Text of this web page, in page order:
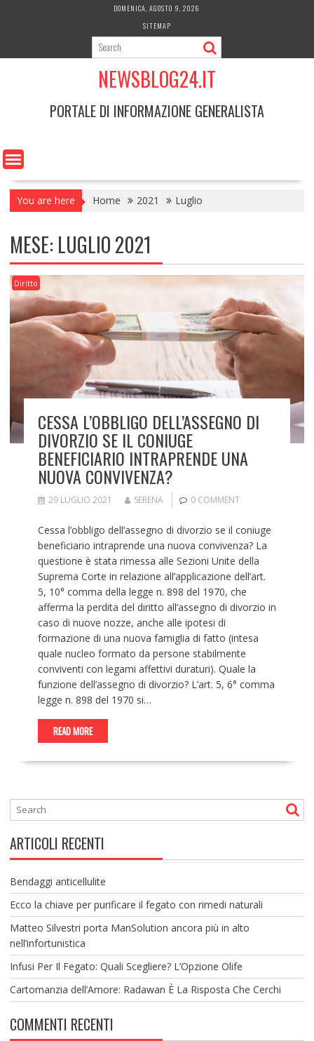
DOMENICA, AGOSTO 9, 2026
SITEMAP
NEWSBLOG24.IT
PORTALE DI INFORMAZIONE GENERALISTA
You are here Home 2021 Luglio
MESE: LUGLIO 2021
Diritto
CESSA L’OBBLIGO DELL’ASSEGNO DI
DIVORZIO SE IL CONIUGE
BENEFICIARIO INTRAPRENDE UNA
NUOVA CONVIVENZA?
29 LUGLIO 2021 SERENA 0 COMMENT
Cessa l’obbligo dell’assegno di divorzio se il coniuge
beneficiario intraprende una nuova convivenza? La
questione è stata rimessa alle Sezioni Unite della
Suprema Corte in relazione all’applicazione dell’art.
5, 10° comma della legge n. 898 del 1970, che
afferma la perdita del diritto all’assegno di divorzio in
caso di nuove nozze, anche alle ipotesi di
formazione di una nuova famiglia di fatto (intesa
quale nucleo formato da persone stabilmente
conviventi con legami affettivi duraturi). Quale la
funzione dell’assegno di divorzio? L’art. 5, 6° comma
legge n. 898 del 1970 si…
READ MORE
ARTICOLI RECENTI
Bendaggi anticellulite
Ecco la chiave per purificare il fegato con rimedi naturali
Matteo Silvestri porta ManSolution ancora più in alto
nell’infortunistica
Infusi Per Il Fegato: Quali Scegliere? L’Opzione Olife
Cartomanzia dell’Amore: Radawan È La Risposta Che Cerchi
COMMENTI RECENTI